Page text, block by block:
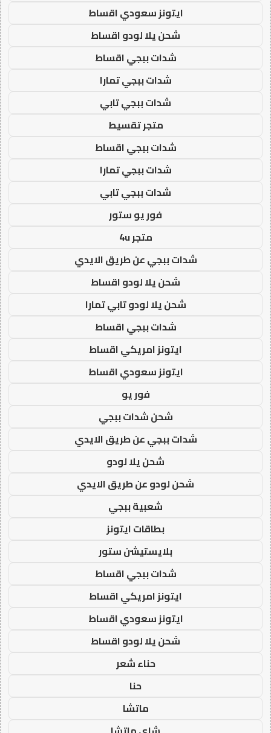
ايتونز سعودي اقساط
شحن يلا لودو اقساط
شدات ببجي اقساط
شدات ببجي تمارا
شدات ببجي تابي
متجر تقسيط
شدات ببجي اقساط
شدات ببجي تمارا
شدات ببجي تابي
فور يو ستور
متجر 4u
شدات ببجي عن طريق الايدي
شحن يلا لودو اقساط
شحن يلا لودو تابي تمارا
شدات ببجي اقساط
ايتونز امريكي اقساط
ايتونز سعودي اقساط
فور يو
شحن شدات ببجي
شدات ببجي عن طريق الايدي
شحن يلا لودو
شحن لودو عن طريق الايدي
شعبية ببجي
بطاقات ايتونز
بلايستيشن ستور
شدات ببجي اقساط
ايتونز امريكي اقساط
ايتونز سعودي اقساط
شحن يلا لودو اقساط
حناء شعر
حنا
ماتشا